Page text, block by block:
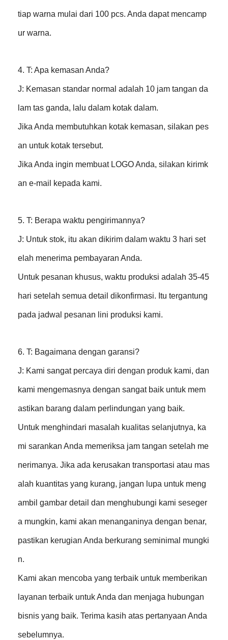
tiap warna mulai dari 100 pcs. Anda dapat mencamp
ur warna.
4. T: Apa kemasan Anda?
J: Kemasan standar normal adalah 10 jam tangan da
lam tas ganda, lalu dalam kotak dalam.
Jika Anda membutuhkan kotak kemasan, silakan pes
an untuk kotak tersebut.
Jika Anda ingin membuat LOGO Anda, silakan kirimk
an e-mail kepada kami.
5. T: Berapa waktu pengirimannya?
J: Untuk stok, itu akan dikirim dalam waktu 3 hari set
elah menerima pembayaran Anda.
Untuk pesanan khusus, waktu produksi adalah 35-45
hari setelah semua detail dikonfirmasi. Itu tergantung
pada jadwal pesanan lini produksi kami.
6. T: Bagaimana dengan garansi?
J: Kami sangat percaya diri dengan produk kami, dan
kami mengemasnya dengan sangat baik untuk mem
astikan barang dalam perlindungan yang baik.
Untuk menghindari masalah kualitas selanjutnya, ka
mi sarankan Anda memeriksa jam tangan setelah me
nerimanya. Jika ada kerusakan transportasi atau mas
alah kuantitas yang kurang, jangan lupa untuk meng
ambil gambar detail dan menghubungi kami seseger
a mungkin, kami akan menanganinya dengan benar,
pastikan kerugian Anda berkurang seminimal mungki
n.
Kami akan mencoba yang terbaik untuk memberikan
layanan terbaik untuk Anda dan menjaga hubungan
bisnis yang baik. Terima kasih atas pertanyaan Anda
sebelumnya.